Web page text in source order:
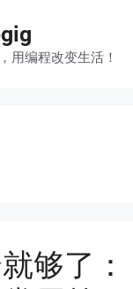
用编程改变生活！
够了：